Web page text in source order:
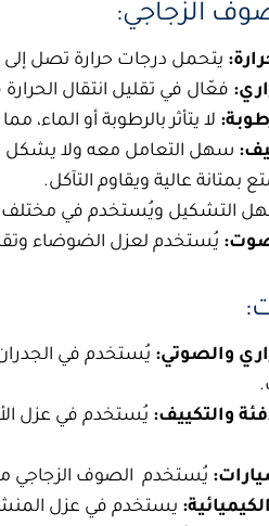
الزجاجي:
يتحمل درجات حرارة تصل إلى حوالي ٥٠٠ درجة
فعّال في تقليل انتقال
لا يتأثر بالرطوبة أو الماء،
سهل التعامل معه ولا يشكل
بمتانة عالية ويقاوم التآكل.
التشكيل ويُستخدم في مختلف
يُستخدم لعزل الضوضاء
والصوتي: يُستخدم في
والتكييف: يُستخدم في عزل
يُستخدم الصوف الزجاجي من
يستخدم في عزل